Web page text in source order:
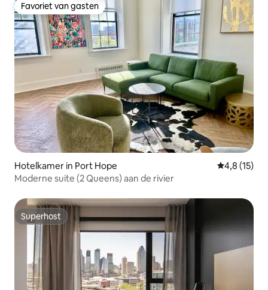
Favoriet van gasten
Favoriet van gasten
Hotelkamer in Port Hope
4,8 (15)
Moderne suite (2 Queens) aan de rivier
Superhost
Superhost